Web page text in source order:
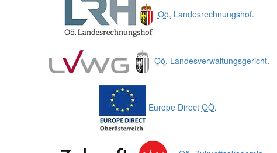
Oö. Landesrechnungshof.
Oö. Landesverwaltungsgericht.
Europe Direct OÖ.